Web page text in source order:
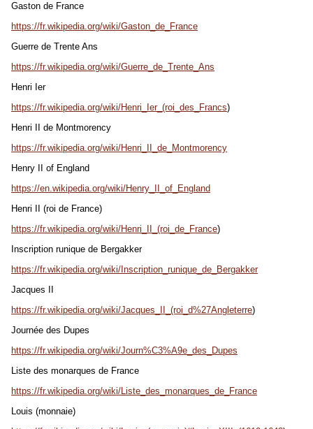
Gaston de France
https://fr.wikipedia.org/wiki/Gaston_de_France
Guerre de Trente Ans
https://fr.wikipedia.org/wiki/Guerre_de_Trente_Ans
Henri Ier
https://fr.wikipedia.org/wiki/Henri_Ier_(roi_des_Francs)
Henri II de Montmorency
https://fr.wikipedia.org/wiki/Henri_II_de_Montmorency
Henry II of England
https://en.wikipedia.org/wiki/Henry_II_of_England
Henri II (roi de France)
https://fr.wikipedia.org/wiki/Henri_II_(roi_de_France)
Inscription runique de Bergakker
https://fr.wikipedia.org/wiki/Inscription_runique_de_Bergakker
Jacques II
https://fr.wikipedia.org/wiki/Jacques_II_(roi_d%27Angleterre)
Journée des Dupes
https://fr.wikipedia.org/wiki/Journ%C3%A9e_des_Dupes
Liste des monarques de France
https://fr.wikipedia.org/wiki/Liste_des_monarques_de_France
Louis (monnaie)